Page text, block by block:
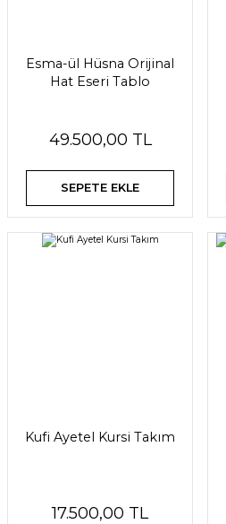
Esma-ül Hüsna Orijinal
Hat Eseri Tablo
49.500,00 TL
SEPETE EKLE
Kufi Ayetel Kursi Takım
17.500,00 TL